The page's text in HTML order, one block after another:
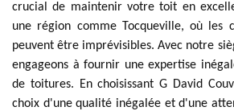
crucial de maintenir votre toit en
une région comme Tocqueville, où les
peuvent être imprévisibles. Avec notre
engageons à fournir une expertise
de toitures. En choisissant G David
choix d'une qualité inégalée et d'une